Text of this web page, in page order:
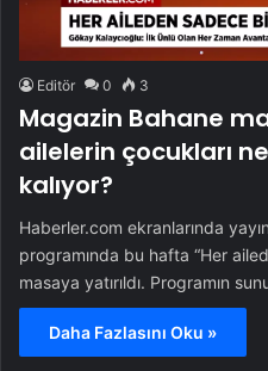
Editör 0 3
Magazin Bahane
ailelerin çocukları
kalıyor?
Haberler.com ekranlarında
programında bu hafta “Her
masaya yatırıldı. Programın
Daha Fazlasını Oku »